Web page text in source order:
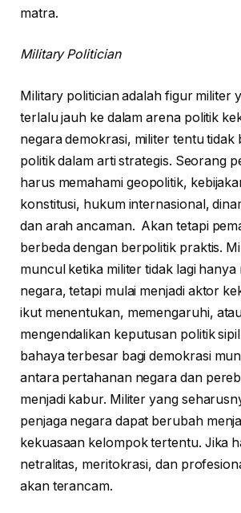
matra.
Military Politician
Military politician adalah figur militer
terlalu jauh ke dalam arena politik
negara demokrasi, militer tentu tidak
politik dalam arti strategis. Seorang
harus memahami geopolitik,
konstitusi, hukum internasional,
dan arah ancaman. Akan tetapi
berbeda dengan berpolitik praktis.
muncul ketika militer tidak lagi hanya
negara, tetapi mulai menjadi aktor
ikut menentukan, memengaruhi,
mengendalikan keputusan politik
bahaya terbesar bagi demokrasi
antara pertahanan negara dan
menjadi kabur. Militer yang
penjaga negara dapat berubah
kekuasaan kelompok tertentu. Jika
netralitas, meritokrasi, dan
akan terancam.